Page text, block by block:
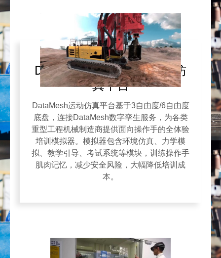
DataMesh Simulator 运动仿
真平台
DataMesh运动仿真平台基于3自由度/6自由度
底盘，连接DataMesh数字孪生服务，为各类
重型工程机械制造商提供面向操作手的全体验
培训模拟器。模拟器包含环境仿真、力学模
拟、教学引导、考试系统等模块，训练操作手
肌肉记忆，减少安全风险，大幅降低培训成
本。